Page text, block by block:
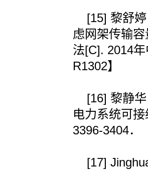
[15] 黎舒
虑网架传输
法[C]. 2014
R1302】
[16] 黎静
电力系统可
3396-3404．
[17]